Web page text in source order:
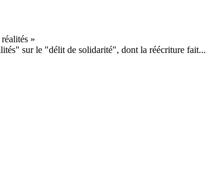
sur le "délit de solidarité", dont la réécriture fait...